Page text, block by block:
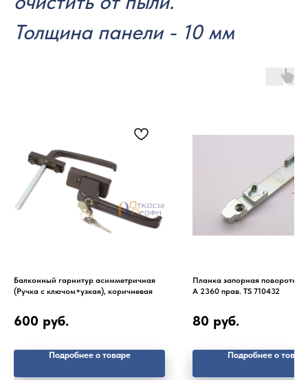
Толщина панели - 10 мм
Балконный гарнитур асимметричная
(Ручка с ключом+узкая), коричневая
600 руб.
Подробнее о товаре
Планка запорная поворотно-
А 2360 прав. TS 710432
80 руб.
Подробнее о